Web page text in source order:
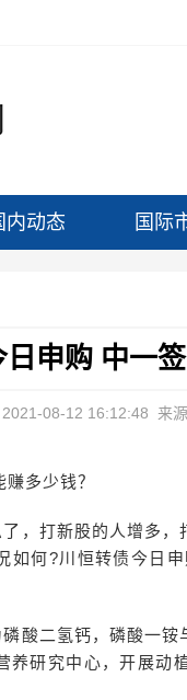
内动态 国际
申购 中一签
2021-08-12 16:12:48 来
多少钱？
，打新股的人增多，
如何?川恒转债今日
酸二氢钙，磷酸一
养研究中心，开展动